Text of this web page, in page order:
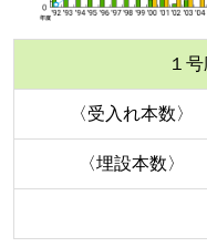
１
〈受入れ本数〉
〈埋設本数〉